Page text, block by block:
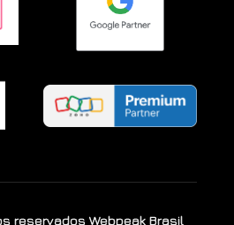
reservados Webpeak Brasil